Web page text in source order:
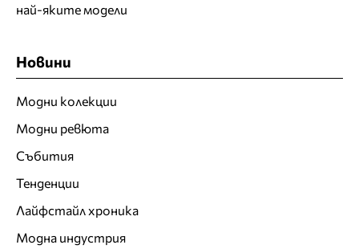
най-яките модели
Новини
Модни колекции
Модни ревюта
Събития
Тенденции
Лайфстайл хроника
Модна индустрия